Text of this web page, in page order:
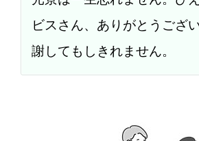
ビスさん、ありがとうござ
謝してもしきれません。